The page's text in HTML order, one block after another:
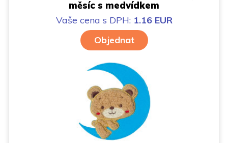
měsíc s medvídkem
Vaše cena s DPH: 1.16 EUR
Objednat